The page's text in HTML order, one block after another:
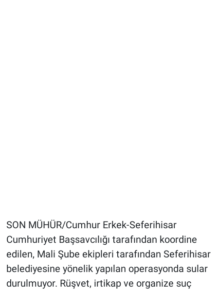
SON MÜHÜR/Cumhur Erkek-Seferihisar
Cumhuriyet Başsavcılığı tarafından koordine
edilen, Mali Şube ekipleri tarafından Seferihisar
belediyesine yönelik yapılan operasyonda sular
durulmuyor. Rüşvet, irtikap ve organize suç